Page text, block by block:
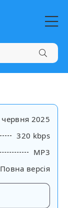
червня 2025
320 kbps
MP3
Повна версія